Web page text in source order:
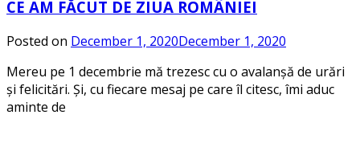
CE AM FĂCUT DE ZIUA ROMÂNIEI
Posted on December 1, 2020December 1, 2020
Mereu pe 1 decembrie mă trezesc cu o avalanșă de urări
și felicitări. Și, cu fiecare mesaj pe care îl citesc, îmi aduc
aminte de